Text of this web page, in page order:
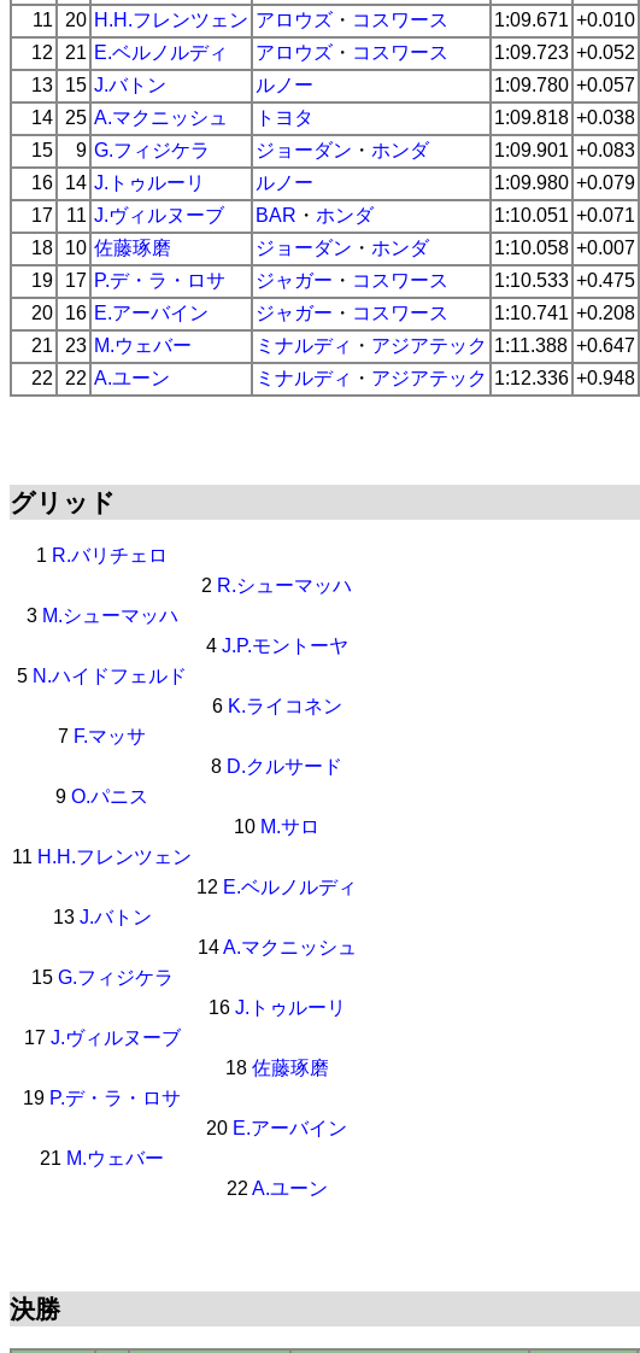
11
20 H.H.フレンツェン アロウズ ・ コスワース 1:09.671 +0.010
12
21 E.ベルノルディ アロウズ ・ コスワース 1:09.723 +0.052
13
15 J.バトン ルノー 1:09.780 +0.057
14
25 A.マクニッシュ トヨタ 1:09.818 +0.038
15
9 G.フィジケラ ジョーダン ・ ホンダ 1:09.901 +0.083
16
14 J.トゥルーリ ルノー 1:09.980 +0.079
17
11 J.ヴィルヌーブ BAR ・ ホンダ 1:10.051 +0.071
18
10 佐藤琢磨 ジョーダン ・ ホンダ 1:10.058 +0.007
19
17 P.デ・ラ・ロサ ジャガー ・ コスワース 1:10.533 +0.475
20
16 E.アーバイン ジャガー ・ コスワース 1:10.741 +0.208
21
23 M.ウェバー ミナルディ ・ アジアテック 1:11.388 +0.647
22
22 A.ユーン ミナルディ ・ アジアテック 1:12.336 +0.948
グリッド
1 R.バリチェロ
2 R.シューマッハ
3 M.シューマッハ
4 J.P.モントーヤ
5 N.ハイドフェルド
6 K.ライコネン
7 F.マッサ
8 D.クルサード
9 O.パニス
10 M.サロ
11 H.H.フレンツェン
12 E.ベルノルディ
13 J.バトン
14A.マクニッシュ
15 G.フィジケラ
16 J.トゥルーリ
17 J.ヴィルヌーブ
18 佐藤琢磨
19 P.デ・ラ・ロサ
20 E.アーバイン
21 M.ウェバー
22 A.ユーン
決勝